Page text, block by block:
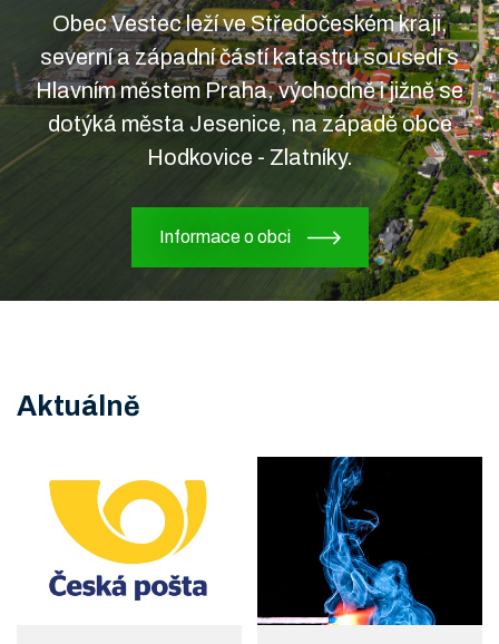
Obec Vestec leží ve Středočeském kraji,
severní a západní částí katastru sousedí s
Hlavním městem Praha, východně i jižně se
dotýká města Jesenice, na západě obce
Hodkovice - Zlatníky.
Informace o obci
Aktuálně